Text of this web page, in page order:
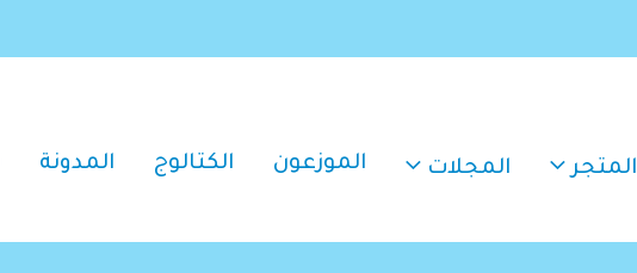
المتجر المجلات الموزعون الكتالوج المدونة